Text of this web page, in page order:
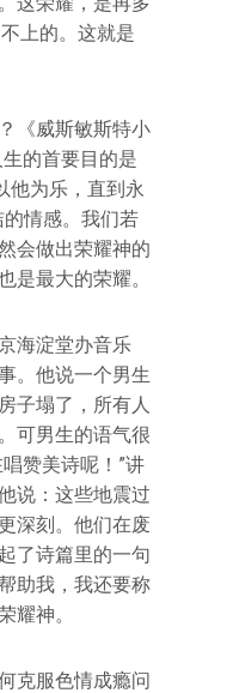
上的。这就是
《威斯敏斯特小
的首要目的是
他为乐，直到永
情感。我们若
会做出荣耀神的
是最大的荣耀。
海淀堂办音乐
。他说一个男生
子塌了，所有人
可男生的语气很
赞美诗呢！”讲
说：这些地震过
深刻。他们在废
了诗篇里的一句
助我，我还要称
耀神。
克服色情成瘾问